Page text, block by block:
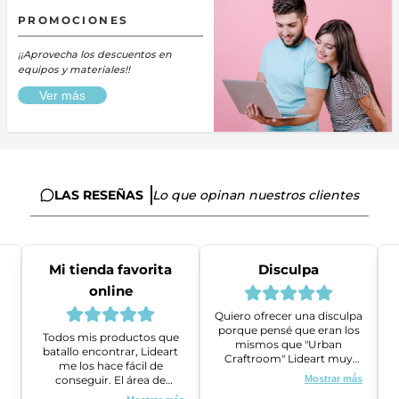
PROMOCIONES
¡¡Aprovecha los descuentos en
equipos y materiales!!
Ver más
LAS RESEÑAS Lo que opinan nuestros clientes
Mi tienda favorita
online
Todos mis productos que
batallo encontrar, Lideart
me los hace fácil de
conseguir. El área de
ventas es super amable y
Disculpa
Quiero ofrecer una disculpa
porque pensé que eran los
mismos que "Urban
Craftroom" Lideart muy
amables me ayudaron a
gestionar un problema que
Mostrar más